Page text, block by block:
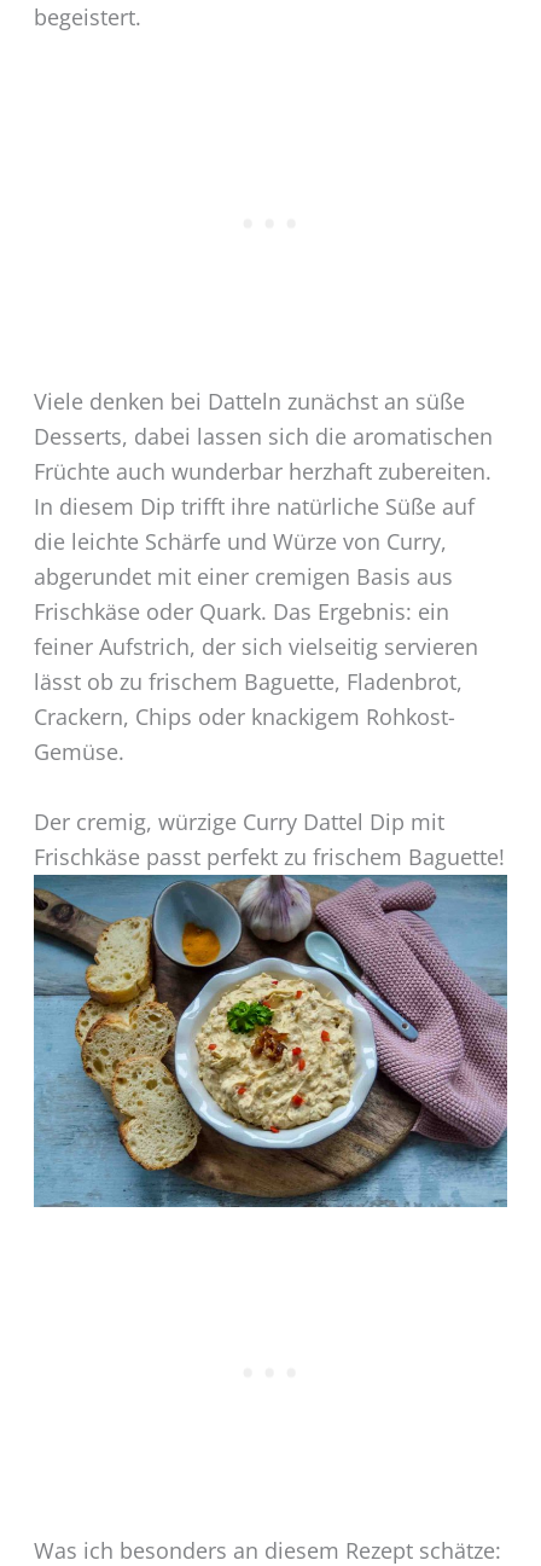
begeistert.
Viele denken bei Datteln zunächst an süße
Desserts, dabei lassen sich die aromatischen
Früchte auch wunderbar herzhaft zubereiten.
In diesem Dip trifft ihre natürliche Süße auf
die leichte Schärfe und Würze von Curry,
abgerundet mit einer cremigen Basis aus
Frischkäse oder Quark. Das Ergebnis: ein
feiner Aufstrich, der sich vielseitig servieren
lässt ob zu frischem Baguette, Fladenbrot,
Crackern, Chips oder knackigem Rohkost-
Gemüse.
Der cremig, würzige Curry Dattel Dip mit
Frischkäse passt perfekt zu frischem Baguette!
Was ich besonders an diesem Rezept schätze: